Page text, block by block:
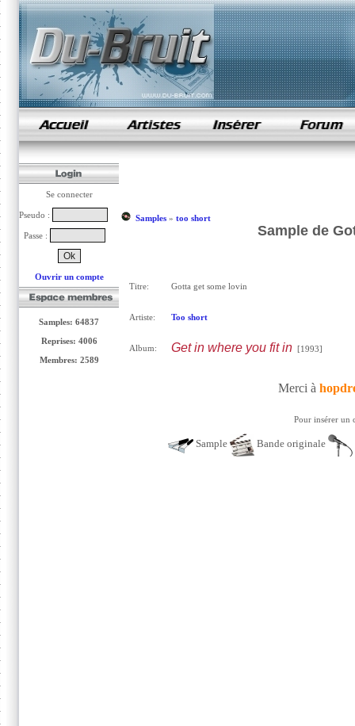
samples de rap
Se connecter
Pseudo :
Passe :
Ouvrir un compte
Samples: 64837
Reprises: 4006
Membres: 2589
Samples» too short
Sample de
Titre: Gotta get some lovin
Artiste: Too short
Album: Get in where you fit in[1993]
Merci à
Pour insérer un
Sample Bande originale